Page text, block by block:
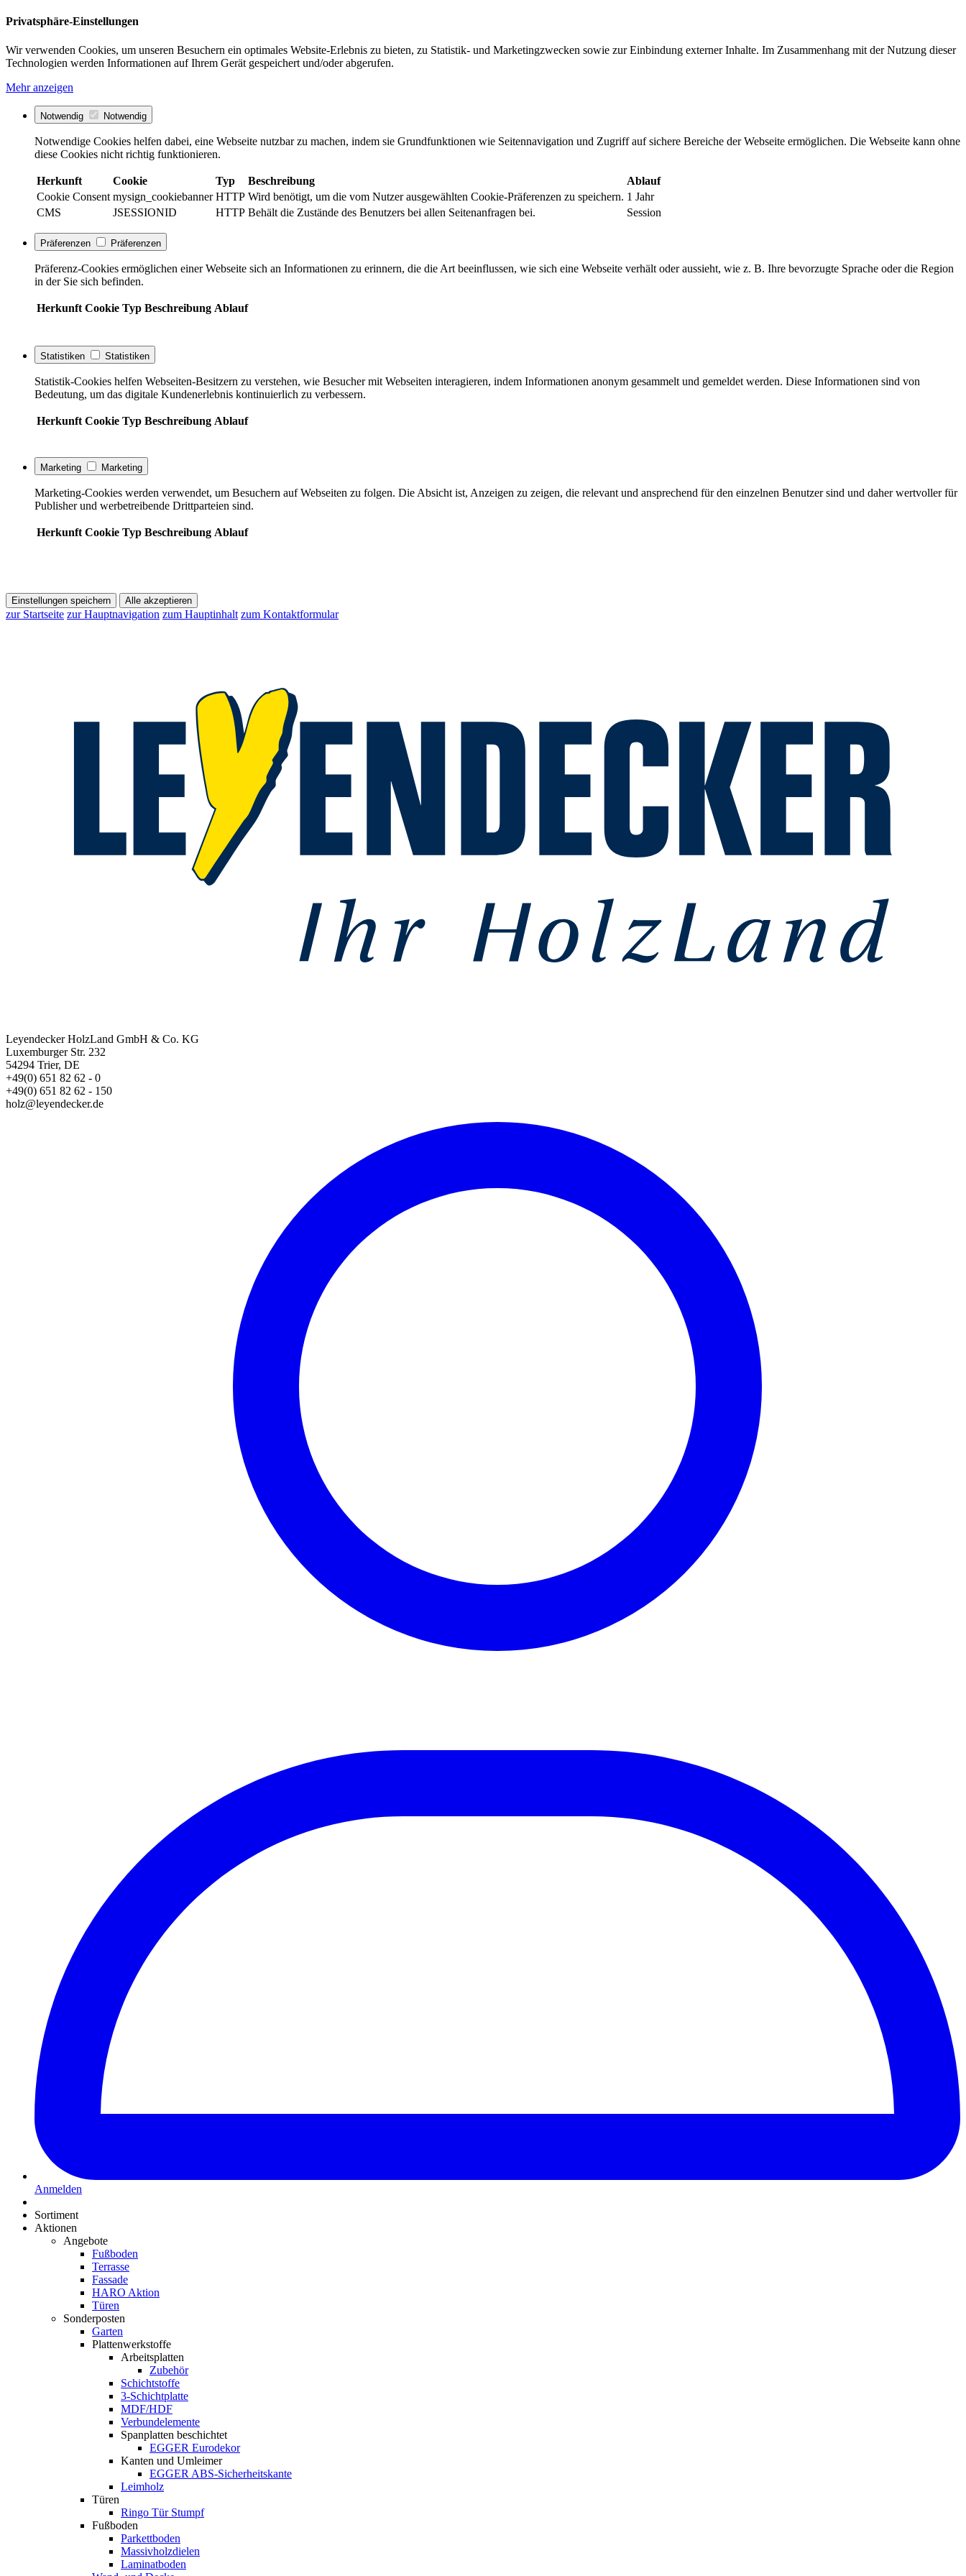
Privatsphäre-Einstellungen
Wir verwenden Cookies, um unseren Besuchern ein optimales Website-Erlebnis zu bieten, zu Statistik- und Marketingzwecken sowie zur Einbindung externer Inhalte. Im Zusammenhang mit der Nutzung dieser
Technologien werden Informationen auf Ihrem Gerät gespeichert und/oder abgerufen.
Mehr anzeigen
Notwendig Notwendig
Notwendige Cookies helfen dabei, eine Webseite nutzbar zu machen, indem sie Grundfunktionen wie Seitennavigation und Zugriff auf sichere Bereiche der Webseite ermöglichen. Die Webseite kann ohne
diese Cookies nicht richtig funktionieren.
Herkunft Cookie Typ Beschreibung
Ablauf
Cookie Consent mysign_cookiebanner HTTP Wird benötigt, um die vom Nutzer ausgewählten Cookie-Präferenzen zu speichern. 1 Jahr
CMS
JSESSIONID HTTP Behält die Zustände des Benutzers bei allen Seitenanfragen bei. Session
Präferenzen Präferenzen
Präferenz-Cookies ermöglichen einer Webseite sich an Informationen zu erinnern, die die Art beeinflussen, wie sich eine Webseite verhält oder aussieht, wie z. B. Ihre bevorzugte Sprache oder die Region
in der Sie sich befinden.
Herkunft Cookie Typ Beschreibung Ablauf
Statistiken Statistiken
Statistik-Cookies helfen Webseiten-Besitzern zu verstehen, wie Besucher mit Webseiten interagieren, indem Informationen anonym gesammelt und gemeldet werden. Diese Informationen sind von
Bedeutung, um das digitale Kundenerlebnis kontinuierlich zu verbessern.
Herkunft Cookie Typ Beschreibung Ablauf
Marketing Marketing
Marketing-Cookies werden verwendet, um Besuchern auf Webseiten zu folgen. Die Absicht ist, Anzeigen zu zeigen, die relevant und ansprechend für den einzelnen Benutzer sind und daher wertvoller für
Publisher und werbetreibende Drittparteien sind.
Herkunft Cookie Typ Beschreibung Ablauf
Einstellungen speichern Alle akzeptieren
zur Startseite zur Hauptnavigation zum Hauptinhalt zum Kontaktformular
Leyendecker HolzLand GmbH & Co. KG
Luxemburger Str. 232
54294 Trier, DE
+49(0) 651 82 62 - 0
+49(0) 651 82 62 - 150
holz@leyendecker.de
Anmelden
Sortiment
Aktionen
Angebote
Fußboden
Terrasse
Fassade
HARO Aktion
Türen
Sonderposten
Garten
Plattenwerkstoffe
Arbeitsplatten
Zubehör
Schichtstoffe
3-Schichtplatte
MDF/HDF
Verbundelemente
Spanplatten beschichtet
EGGER Eurodekor
Kanten und Umleimer
EGGER ABS-Sicherheitskante
Leimholz
Türen
Ringo Tür Stumpf
Fußboden
Parkettboden
Massivholzdielen
Laminatboden